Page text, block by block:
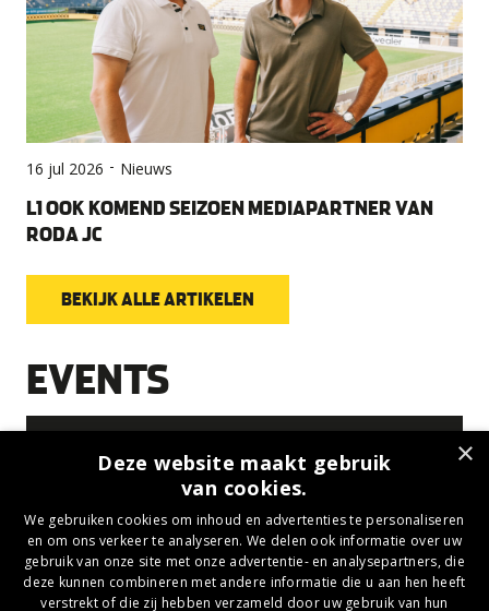
16 jul 2026 - Nieuws
L1 OOK KOMEND SEIZOEN MEDIAPARTNER VAN
RODA JC
BEKIJK ALLE ARTIKELEN
EVENTS
08 AUG 2026
EVENTKALENDER BUSINESS
SEIZOEN 26/27
×
Deze website maakt gebruik
van cookies.
We gebruiken cookies om inhoud en advertenties te personaliseren
en om ons verkeer te analyseren. We delen ook informatie over uw
gebruik van onze site met onze advertentie- en analysepartners, die
deze kunnen combineren met andere informatie die u aan hen heeft
verstrekt of die zij hebben verzameld door uw gebruik van hun